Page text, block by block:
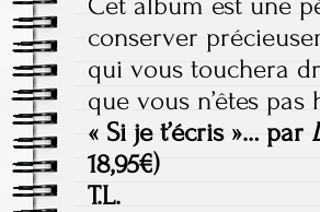
conserver
qui vous touchera
que vous n’êtes pas
« Si je t’écris »… par
18,95€)
T.L.